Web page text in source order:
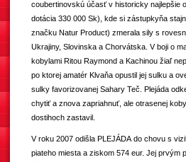
coubertinovskú účasť v historicky najlepšie
dotácia 330 000 Sk), kde si zástupkyňa
značku Natur Product) zmerala sily s
Ukrajiny, Slovinska a Chorvátska. V boji o
kobylami Ritou Raymond a Kachinou žiaľ
po ktorej amatér Klvaňa opustil jej sulku a
sulky favorizovanej Sahary Teč. Plejáda
chytiť a znova zapriahnuť, ale otrasenej
dostihoch zastavil.
V roku 2007 odišla PLEJÁDA do chovu s
piateho miesta a ziskom 574 eur. Jej